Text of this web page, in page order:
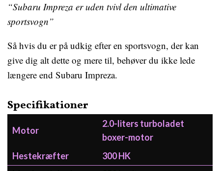
“Subaru Impreza er uden tvivl den ultimative
sportsvogn”
Så hvis du er på udkig efter en sportsvogn, der kan
give dig alt dette og mere til, behøver du ikke lede
længere end Subaru Impreza.
Specifikationer
Motor
2.0-liters turboladet
boxer-motor
Hestekræfter
300 HK